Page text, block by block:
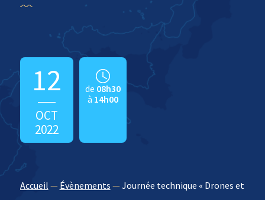
12
OCT
2022
de 08h30
à 14h00
Accueil — Évènements —Journée technique « Drones et